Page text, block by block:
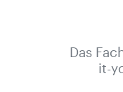
Das
it-